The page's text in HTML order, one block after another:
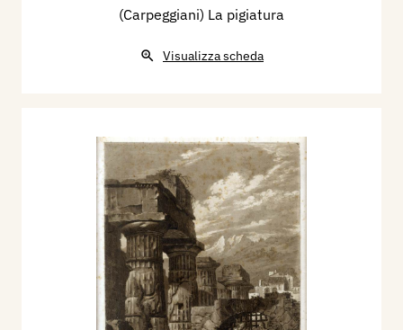
(Carpeggiani) La pigiatura
Visualizza scheda